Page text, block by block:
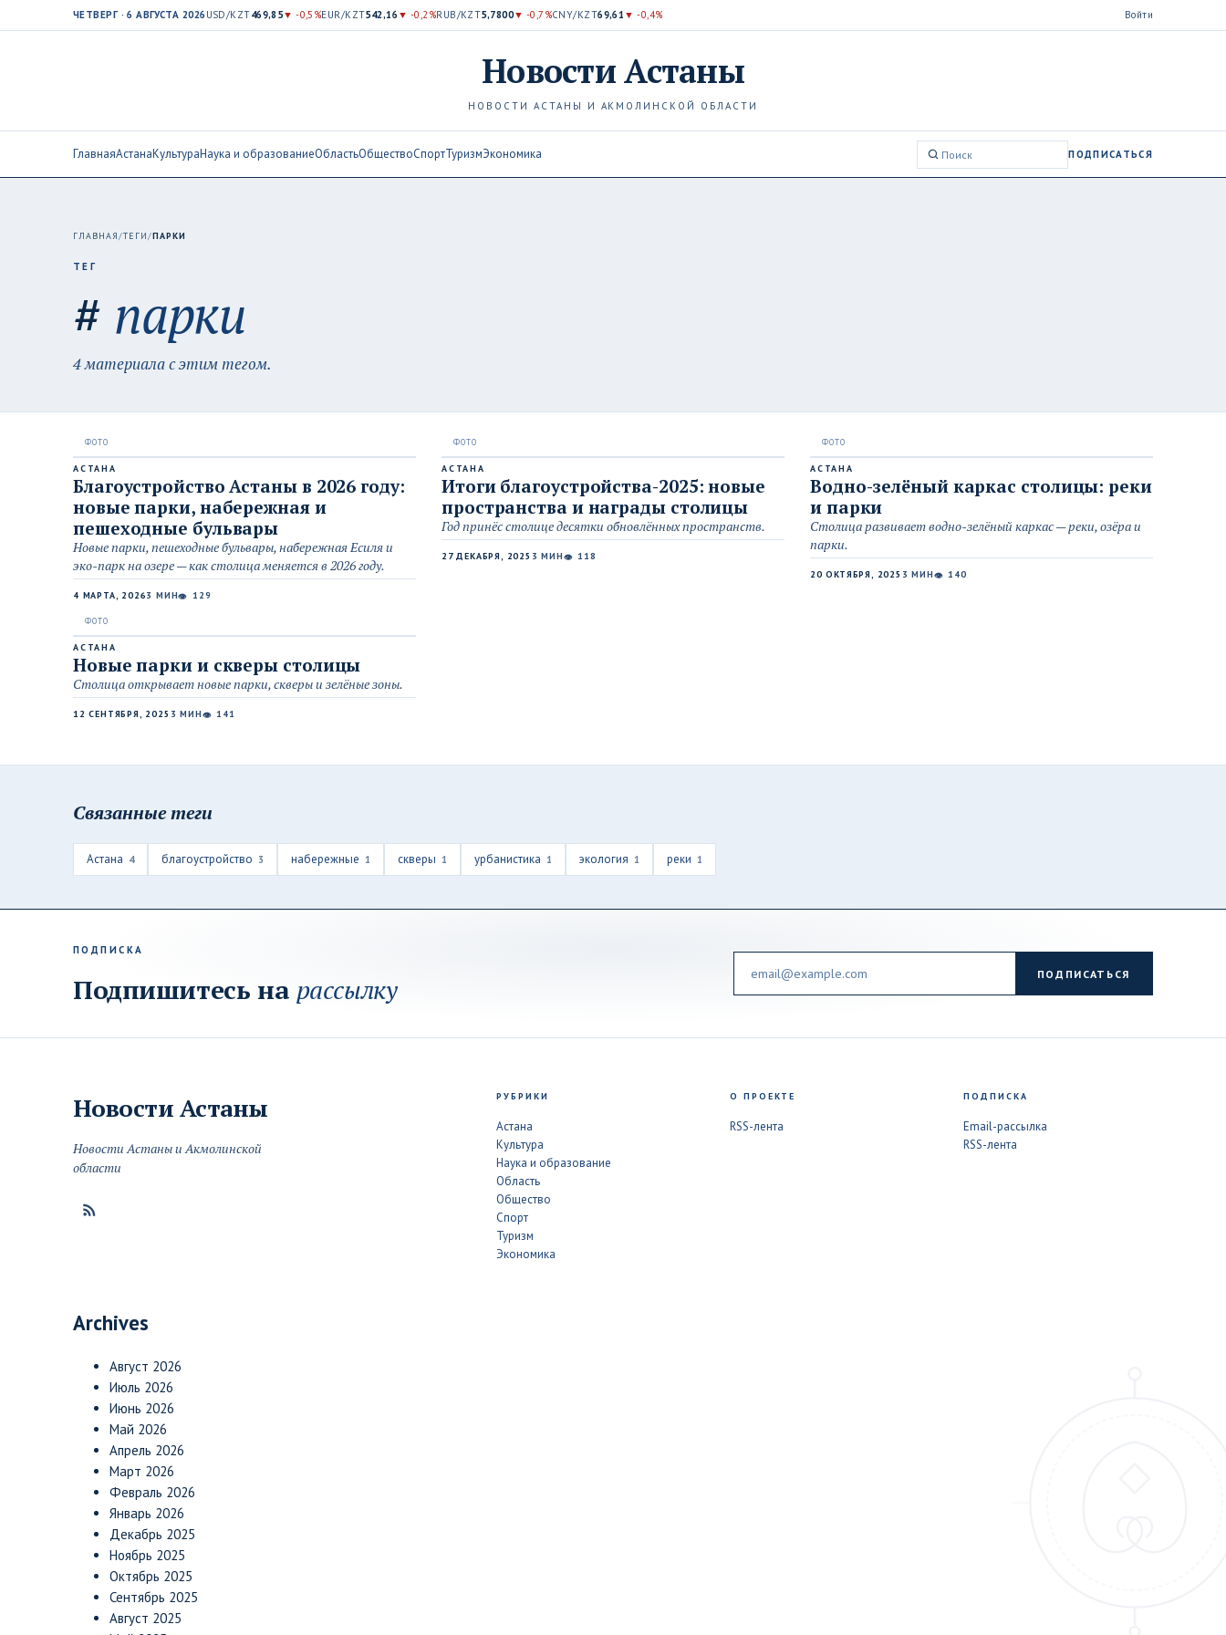
ЧЕТВЕРГ · 6 АВГУСТА 2026 USD/KZT469,85▼ -0,5%EUR/KZT542,16 ▼ -0,2%RUB/KZT5,7800▼ -0,7%CNY/KZT69,61 ▼ -0,4% Войти
НовостиАстаны
НОВОСТИ АСТАНЫ И АКМОЛИНСКОЙ ОБЛАСТИ
ГлавнаяАстанаКультураНаука и образованиеОбластьОбществоСпортТуризмЭкономика
Поиск:
ПОДПИСАТЬСЯ
ГЛАВНАЯ/ТЕГИ/ПАРКИ
ТЕГ
# парки
4 материала с этим тегом.
АСТАНА
Благоустройство Астаны в 2026 году:
новые парки, набережная и
пешеходные бульвары
Новые парки, пешеходные бульвары, набережная Есиля и
эко-парк на озере — как столица меняется в 2026 году.
4 МАРТА, 20263 МИН👁 129
АСТАНА
Итоги благоустройства-2025: новые
пространства и награды столицы
Год принёс столице десятки обновлённых пространств.
27 ДЕКАБРЯ, 2025 3 МИН👁 118
АСТАНА
Водно-зелёный каркас столицы: реки
и парки
Столица развивает водно-зелёный каркас — реки, озёра и
парки.
20 ОКТЯБРЯ, 2025 3 МИН👁 140
АСТАНА
Новые парки и скверы столицы
Столица открывает новые парки, скверы и зелёные зоны.
12 СЕНТЯБРЯ, 2025 3 МИН👁 141
Связанные теги
Астана 4 благоустройство 3 набережные 1 скверы 1 урбанистика 1 экология 1 реки 1
ПОДПИСКА
Подпишитесь на рассылку ПОДПИСАТЬСЯ
Новости Астаны
Новости Астаны и Акмолинской
области
РУБРИКИ
Астана
Культура
Наука и образование
Область
Общество
Спорт
Туризм
Экономика
О ПРОЕКТЕ
RSS-лента
ПОДПИСКА
Email-рассылка
RSS-лента
Archives
Август 2026
Июль 2026
Июнь 2026
Май 2026
Апрель 2026
Март 2026
Февраль 2026
Январь 2026
Декабрь 2025
Ноябрь 2025
Октябрь 2025
Сентябрь 2025
Август 2025